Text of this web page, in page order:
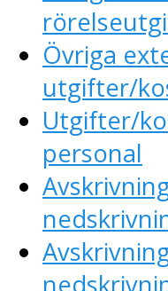
Övriga
utgifter/
Utgifter/
personal